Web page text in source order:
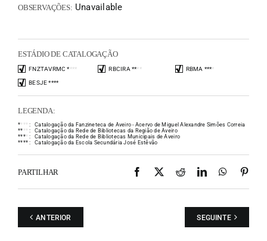
OBSERVAÇÕES: Unavailable
ESTÁDIO DE CATALOGAÇÃO
FNZTAVRMC **** RBCIRA **** RBMA ****
BESJE ****
LEGENDA:
** * * :
Catalogação da Fanzineteca de Aveiro - Acervo de Miguel Alexandre Simões Correia
** * * :
Catalogação da Rede de Bibliotecas da Região de Aveiro
**** :
Catalogação da Rede de Bibliotecas Municipais de Aveiro
**** : Catalogação da Escola Secundária José Estêvão
PARTILHAR Facebook
X RedditLinkedIn
ANTERIOR SEGUINTE